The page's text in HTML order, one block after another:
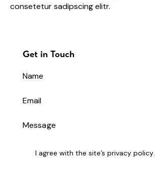
consetetur sadipscing elitr.
Get in Touch
I agree with the site’sprivacy policy.